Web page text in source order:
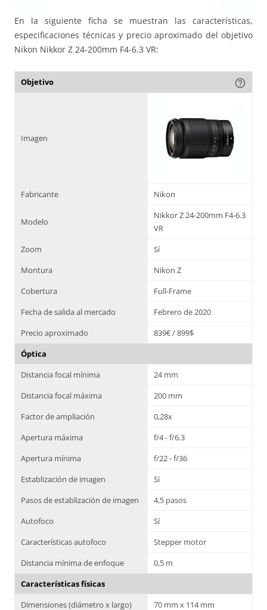
En la siguiente ficha se muestran las características,
especificaciones técnicas y precio aproximado del objetivo
Nikon Nikkor Z 24-200mm F4-6.3 VR:
Objetivo help_outline
Imagen
Fabricante Nikon
Modelo
Nikkor Z 24-200mm F4-6.3
VR
Zoom
Sí
Montura
Nikon Z
Cobertura
Full-Frame
Fecha de salida al mercado
Febrero de 2020
Precio aproximado
839€ / 899$
Óptica
Distancia focal mínima
24 mm
Distancia focal máxima
200 mm
Factor de ampliación
0,28x
Apertura máxima
f/4 - f/6.3
Apertura mínima
f/22 - f/36
Establización de imagen
Sí
Pasos de establización de imagen
4,5 pasos
Autofoco
Sí
Características autofoco
Stepper motor
Distancia mínima de enfoque
0,5 m
Características físicas
Dimensiones (diámetro x largo)
70 mm x 114 mm